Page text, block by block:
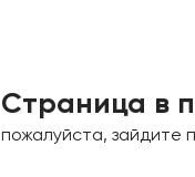
Страница в
пожалуйста, зайдите